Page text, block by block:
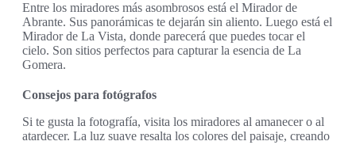
Entre los miradores más asombrosos está el Mirador de
Abrante. Sus panorámicas te dejarán sin aliento. Luego está el
Mirador de La Vista, donde parecerá que puedes tocar el
cielo. Son sitios perfectos para capturar la esencia de La
Gomera.
Consejos para fotógrafos
Si te gusta la fotografía, visita los miradores al amanecer o al
atardecer. La luz suave resalta los colores del paisaje, creando